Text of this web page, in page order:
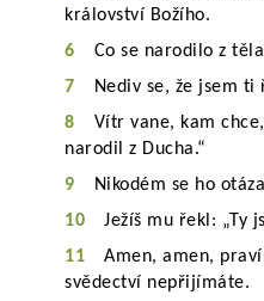
království Božího.
6
Co se narodilo z
7
Nediv se, že jsem
8
Vítr vane, kam
narodil z Ducha.“
9
Nikodém se ho
10
Ježíš mu řekl: „Ty
11
Amen, amen,
svědectví nepřijímáte.